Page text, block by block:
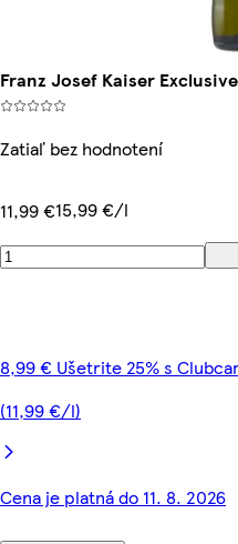
Franz Josef Kaiser
Zatiaľ bez hodnotení
11,99 €15,99 €/l
8,99 € Ušetrite 25% s
(11,99 €/l)
Cena je platná do 11. 8. 2026